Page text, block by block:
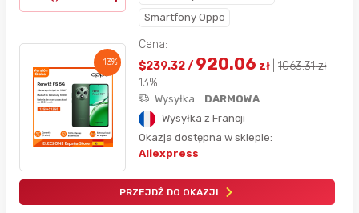
Smartfony Oppo
- 13%
Cena:
$239.32/ 920.06 zł 1063.31zł
13%
Wysyłka:
DARMOWA
Wysyłka z Francji
Okazja dostępna w sklepie:
Aliexpress
PRZEJDŹ DO OKAZJI